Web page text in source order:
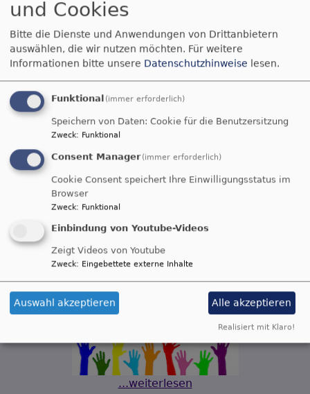
Wir suchen einen neuen Vielfaltsbeauftragten
- für Platz und Wertschätzung für die ganze Vielfalt
mehr dazu
Unterstützung im Alltag
...weiterlesen
und Cookies
Bitte die Dienste und Anwendungen von Drittanbietern
auswählen, die wir nutzen möchten. Für weitere
Informationen bitte unsere Datenschutzhinweise lesen.
Funktional (immer erforderlich)
Speichern von Daten: Cookie für die Benutzersitzung
Zweck: Funktional
Consent Manager (immer erforderlich)
Cookie Consent speichert Ihre Einwilligungsstatus im
Browser
Zweck: Funktional
Einbindung von Youtube-Videos
Zeigt Videos von Youtube
Zweck: Eingebettete externe Inhalte
Auswahl akzeptieren Alle akzeptieren
Realisiert mit Klaro!